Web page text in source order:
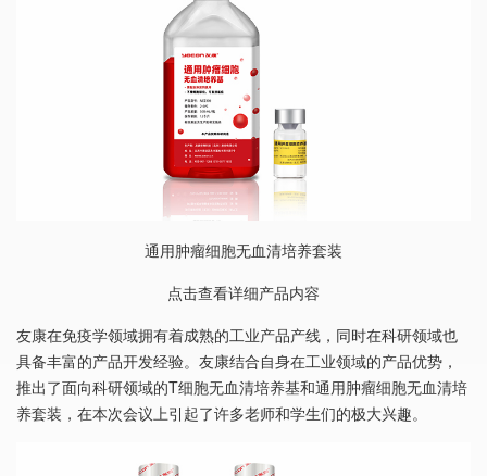
通用肿瘤细胞无血清培养套装
点击查看详细产品内容
友康在免疫学领域拥有着成熟的工业产品产线，同时在科研领域也
具备丰富的产品开发经验。友康结合自身在工业领域的产品优势，
推出了面向科研领域的T细胞无血清培养基和通用肿瘤细胞无血清培
养套装，在本次会议上引起了许多老师和学生们的极大兴趣。